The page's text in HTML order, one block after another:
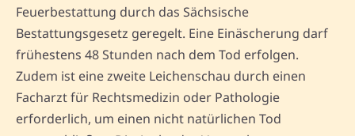
Feuerbestattung durch das Sächsische
Bestattungsgesetz geregelt. Eine Einäscherung darf
frühestens 48 Stunden nach dem Tod erfolgen.
Zudem ist eine zweite Leichenschau durch einen
Facharzt für Rechtsmedizin oder Pathologie
erforderlich, um einen nicht natürlichen Tod